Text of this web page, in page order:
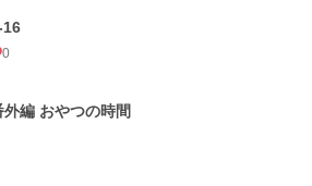
16
0
外編 おやつの時間